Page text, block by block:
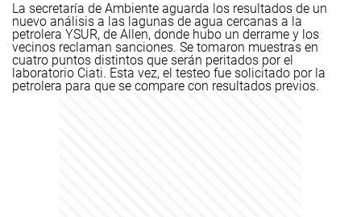
La secretaría de Ambiente aguarda los resultados de un
nuevo análisis a las lagunas de agua cercanas a la
petrolera YSUR, de Allen, donde hubo un derrame y los
vecinos reclaman sanciones. Se tomaron muestras en
cuatro puntos distintos que serán peritados por el
laboratorio Ciati. Esta vez, el testeo fue solicitado por la
petrolera para que se compare con resultados previos.